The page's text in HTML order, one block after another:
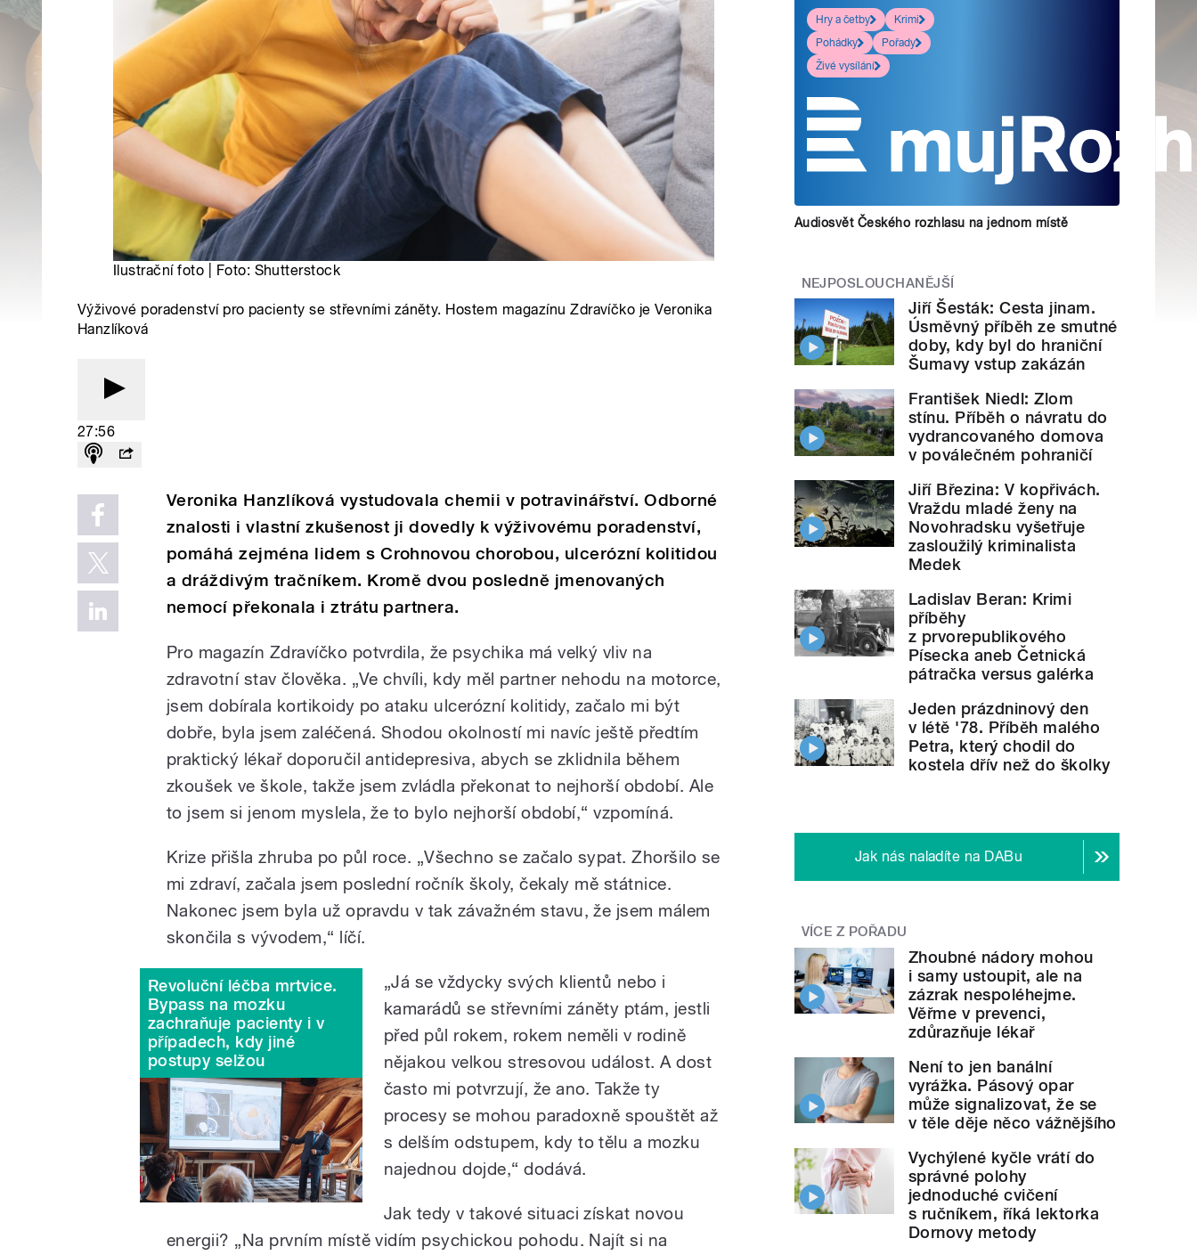
Ilustrační foto | Foto: Shutterstock
Výživové poradenství pro pacienty se střevními záněty. Hostem magazínu Zdravíčko je Veronika
Hanzlíková
27:56
Veronika Hanzlíková vystudovala chemii v potravinářství. Odborné
znalosti i vlastní zkušenost ji dovedly k výživovému poradenství,
pomáhá zejména lidem s Crohnovou chorobou, ulcerózní kolitidou
a dráždivým tračníkem. Kromě dvou posledně jmenovaných
nemocí překonala i ztrátu partnera.
Pro magazín Zdravíčko potvrdila, že psychika má velký vliv na
zdravotní stav člověka. „Ve chvíli, kdy měl partner nehodu na motorce,
jsem dobírala kortikoidy po ataku ulcerózní kolitidy, začalo mi být
dobře, byla jsem zaléčená. Shodou okolností mi navíc ještě předtím
praktický lékař doporučil antidepresiva, abych se zklidnila během
zkoušek ve škole, takže jsem zvládla překonat to nejhorší období. Ale
to jsem si jenom myslela, že to bylo nejhorší období,“ vzpomíná.
Krize přišla zhruba po půl roce. „Všechno se začalo sypat. Zhoršilo se
mi zdraví, začala jsem poslední ročník školy, čekaly mě státnice.
Nakonec jsem byla už opravdu v tak závažném stavu, že jsem málem
skončila s vývodem,“ líčí.
Revoluční léčba mrtvice.
Bypass na mozku
zachraňuje pacienty i v
případech, kdy jiné
postupy selžou
„Já se vždycky svých klientů nebo i
kamarádů se střevními záněty ptám, jestli
před půl rokem, rokem neměli v rodině
nějakou velkou stresovou událost. A dost
často mi potvrzují, že ano. Takže ty
procesy se mohou paradoxně spouštět až
s delším odstupem, kdy to tělu a mozku
najednou dojde,“ dodává.
Jak tedy v takové situaci získat novou
energii? „Na prvním místě vidím psychickou pohodu. Najít si na
Hry a četby
Krimi
Pohádky
Pořady
Živé vysílání
Audiosvět Českého rozhlasu na jednom místě
NEJPOSLOUCHANĚJŠÍ
Jiří Šesták: Cesta jinam.
Úsměvný příběh ze smutné
doby, kdy byl do hraniční
Šumavy vstup zakázán
František Niedl: Zlom
stínu. Příběh o návratu do
vydrancovaného domova
v poválečném pohraničí
Jiří Březina: V kopřivách.
Vraždu mladé ženy na
Novohradsku vyšetřuje
zasloužilý kriminalista
Medek
Ladislav Beran: Krimi
příběhy
z prvorepublikového
Písecka aneb Četnická
pátračka versus galérka
Jeden prázdninový den
v létě '78. Příběh malého
Petra, který chodil do
kostela dřív než do školky
Jak nás naladíte na DABu
VÍCE Z POŘADU
Zhoubné nádory mohou
i samy ustoupit, ale na
zázrak nespoléhejme.
Věřme v prevenci,
zdůrazňuje lékař
Není to jen banální
vyrážka. Pásový opar
může signalizovat, že se
v těle děje něco vážnějšího
Vychýlené kyčle vrátí do
správné polohy
jednoduché cvičení
s ručníkem, říká lektorka
Dornovy metody